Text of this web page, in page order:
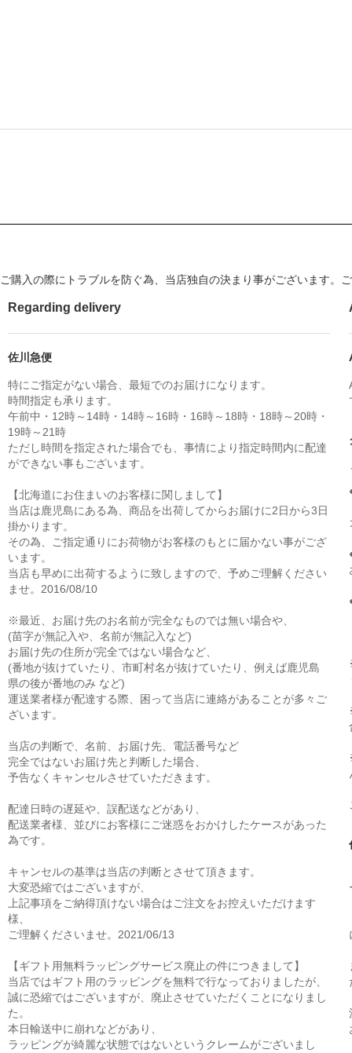
ご購入の際にトラブルを防ぐ為、当店独自の決まり事がございます。
Regarding delivery
佐川急便
特にご指定がない場合、最短でのお届けになります。
時間指定も承ります。
午前中・12時～14時・14時～16時・16時～18時・18時～20時・
19時～21時
ただし時間を指定された場合でも、事情により指定時間内に配達
ができない事もございます。
【北海道にお住まいのお客様に関しまして】
当店は鹿児島にある為、商品を出荷してからお届けに2日から3日
掛かります。
その為、ご指定通りにお荷物がお客様のもとに届かない事がござ
います。
当店も早めに出荷するように致しますので、予めご理解ください
ませ。2016/08/10
※最近、お届け先のお名前が完全なものでは無い場合や、
(苗字が無記入や、名前が無記入など)
お届け先の住所が完全ではない場合など、
(番地が抜けていたり、市町村名が抜けていたり、例えば鹿児島
県の後が番地のみ など)
運送業者様が配達する際、困って当店に連絡があることが多々ご
ざいます。
当店の判断で、名前、お届け先、電話番号など
完全ではないお届け先と判断した場合、
予告なくキャンセルさせていただきます。
配達日時の遅延や、誤配送などがあり、
配送業者様、並びにお客様にご迷惑をおかけしたケースがあった
為です。
キャンセルの基準は当店の判断とさせて頂きます。
大変恐縮ではございますが、
上記事項をご納得頂けない場合はご注文をお控えいただけます
様、
ご理解くださいませ。2021/06/13
【ギフト用無料ラッピングサービス廃止の件につきまして】
当店ではギフト用のラッピングを無料で行なっておりましたが、
誠に恐縮ではございますが、廃止させていただくことになりまし
た。
本日輸送中に崩れなどがあり、
ラッピングが綺麗な状態ではないというクレームがございまし